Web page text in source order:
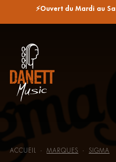
⚡Ouvert du Mardi au
ACCUEIL - MARQUES - SIGMA